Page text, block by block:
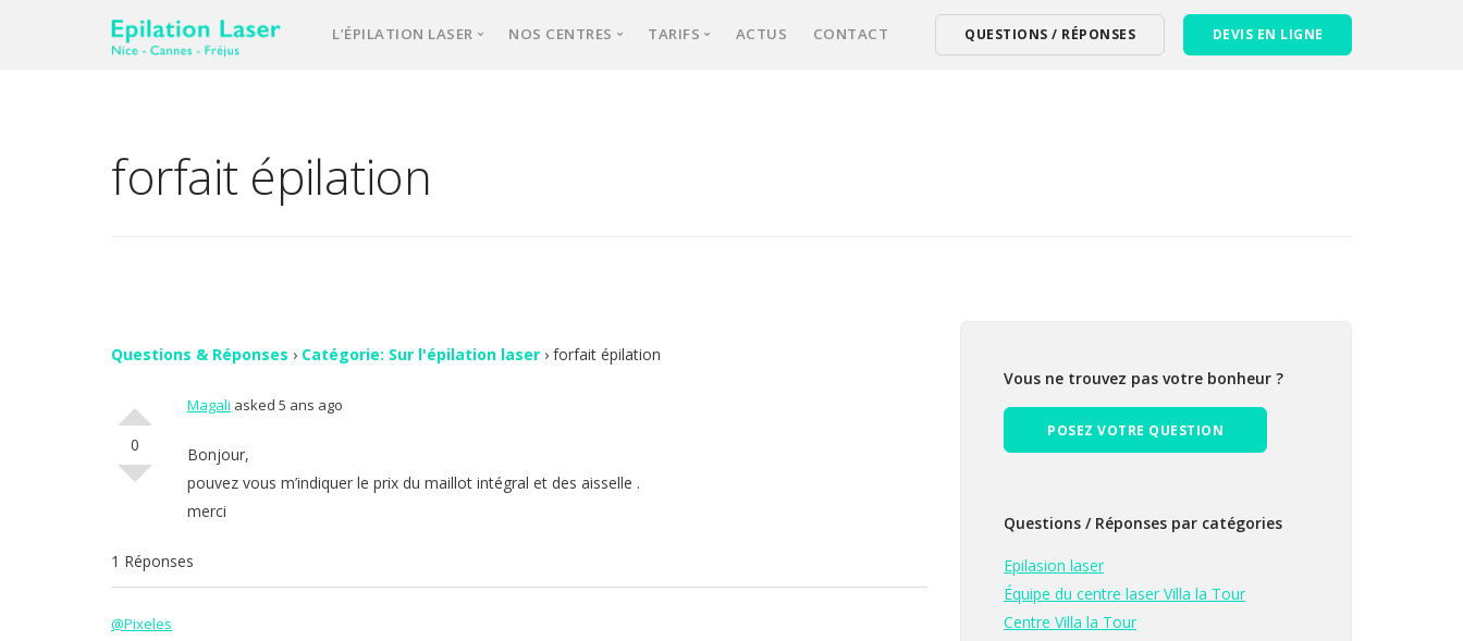
L’ÉPILATION LASER
L’épilation laser : comment ça marche ?
Vos avis
NOS CENTRES TARIFS ACTUS CONTACT QUESTIONS / RÉPONSES DEVIS EN LIGNE
forfait épilation
Questions & Réponses › Catégorie: Sur l'épilation laser › forfait épilation
0
Magali asked 5 ans ago
Bonjour,
pouvez vous m’indiquer le prix du maillot intégral et des aisselle .
merci
1 Réponses
@Pixeles
Vous ne trouvez pas votre bonheur ?
POSEZ VOTRE QUESTION
Questions / Réponses par catégories
Epilasion laser
Équipe du centre laser Villa la Tour
Centre Villa la Tour